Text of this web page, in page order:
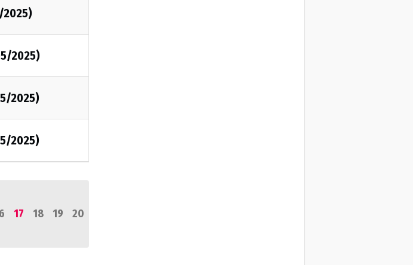
2025)
2025)
2025)
2025)
17 18 19
20